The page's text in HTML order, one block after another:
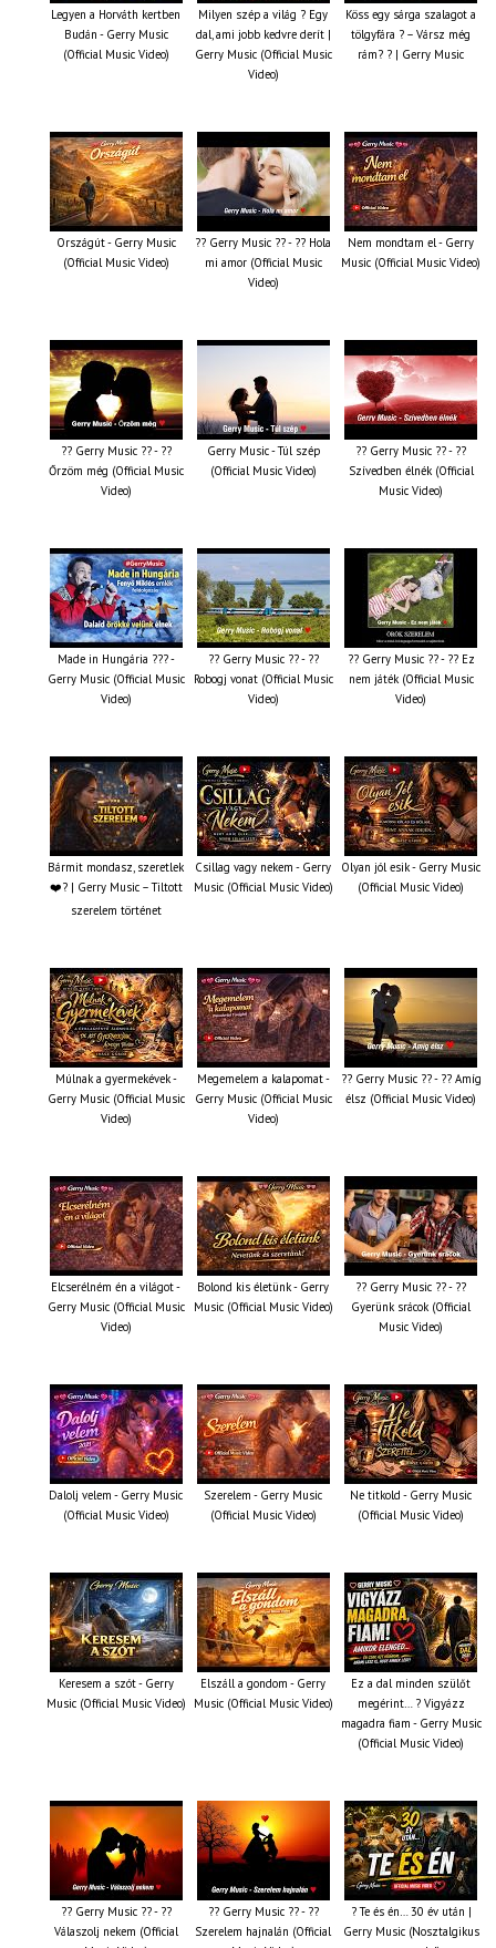
Legyen a Horváth kertben
Budán - Gerry Music
(Official Music Video)
Milyen szép a világ ? Egy
dal, ami jobb kedvre derít |
Gerry Music (Official Music
Video)
Köss egy sárga szalagot a
tölgyfára ?️ – Vársz még
rám? ? | Gerry Music
Országút - Gerry Music
(Official Music Video)
?? Gerry Music ?? - ?? Hola
mi amor (Official Music
Video)
Nem mondtam el - Gerry
Music (Official Music Video)
?? Gerry Music ?? - ??
Őrzöm még (Official Music
Video)
Gerry Music - Túl szép
(Official Music Video)
?? Gerry Music ?? - ??
Szívedben élnék (Official
Music Video)
Made in Hungária ??? -
Gerry Music (Official Music
Video)
?? Gerry Music ?? - ??
Robogj vonat (Official Music
Video)
?? Gerry Music ?? - ?? Ez
nem játék (Official Music
Video)
Bármit mondasz, szeretlek
❤️‍? | Gerry Music – Tiltott
szerelem történet
Csillag vagy nekem - Gerry
Music (Official Music Video)
Olyan jól esik - Gerry Music
(Official Music Video)
Múlnak a gyermekévek -
Gerry Music (Official Music
Video)
Megemelem a kalapomat -
Gerry Music (Official Music
Video)
?? Gerry Music ?? - ?? Amíg
élsz (Official Music Video)
Elcserélném én a világot -
Gerry Music (Official Music
Video)
Bolond kis életünk - Gerry
Music (Official Music Video)
?? Gerry Music ?? - ??
Gyerünk srácok (Official
Music Video)
Dalolj velem - Gerry Music
(Official Music Video)
Szerelem - Gerry Music
(Official Music Video)
Ne titkold - Gerry Music
(Official Music Video)
Keresem a szót - Gerry
Music (Official Music Video)
Elszáll a gondom - Gerry
Music (Official Music Video)
Ez a dal minden szülőt
megérint… ? Vigyázz
magadra fiam - Gerry Music
(Official Music Video)
?? Gerry Music ?? - ??
Válaszolj nekem (Official
?? Gerry Music ?? - ??
Szerelem hajnalán (Official
? Te és én… 30 év után |
Gerry Music (Nosztalgikus